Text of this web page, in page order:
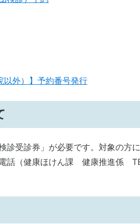
以外）】予約番号発行
受診券」が必要です。対象の方
話（健康ほけん課 健康推進係